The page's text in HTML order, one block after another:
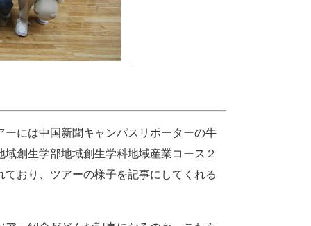
ーには中国新聞キャンパスリポーターの牛
域創生学部地域創生学科地域産業コース２
ており、ツアーの様子を記事にしてくれる